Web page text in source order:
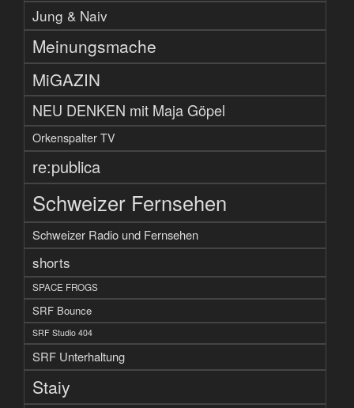
Jung & Naiv
Meinungsmache
MiGAZIN
NEU DENKEN mit Maja Göpel
Orkenspalter TV
re:publica
Schweizer Fernsehen
Schweizer Radio und Fernsehen
shorts
SPACE FROGS
SRF Bounce
SRF Studio 404
SRF Unterhaltung
Staiy